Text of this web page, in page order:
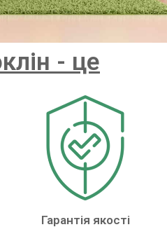
- це
Гарантія якості